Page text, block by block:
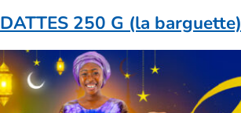
DATTES 250 G (la barguette)